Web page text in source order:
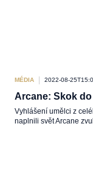
MÉDIA 2022-08-
Arcane: Skok
Vyhlášení umělci z
naplnili svět Arcane